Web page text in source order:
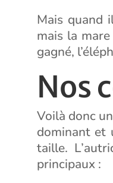
Mais quand
mais la
gagné,
Nos
Voilà donc
dominant et
taille.
principaux :